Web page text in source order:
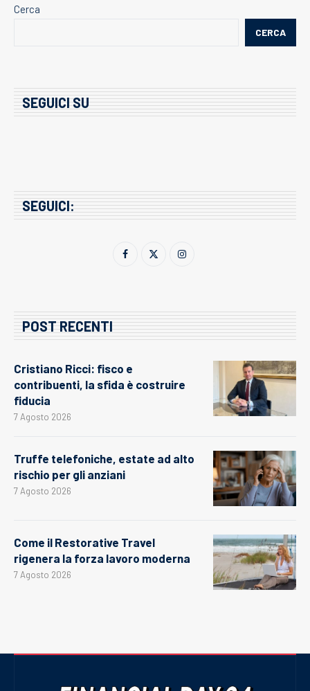
Cerca
CERCA
SEGUICI SU
SEGUICI:
POST RECENTI
Cristiano Ricci: fisco e
contribuenti, la sfida è costruire
fiducia
7 Agosto 2026
Truffe telefoniche, estate ad alto
rischio per gli anziani
7 Agosto 2026
Come il Restorative Travel
rigenera la forza lavoro moderna
7 Agosto 2026